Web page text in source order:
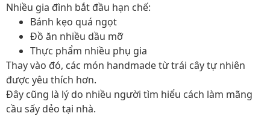
Nhiều gia đình bắt đầu hạn chế:
Bánh kẹo quá ngọt
Đồ ăn nhiều dầu mỡ
Thực phẩm nhiều phụ gia
Thay vào đó, các món handmade từ trái cây tự nhiên
được yêu thích hơn.
Đây cũng là lý do nhiều người tìm hiểu cách làm mãng
cầu sấy dẻo tại nhà.